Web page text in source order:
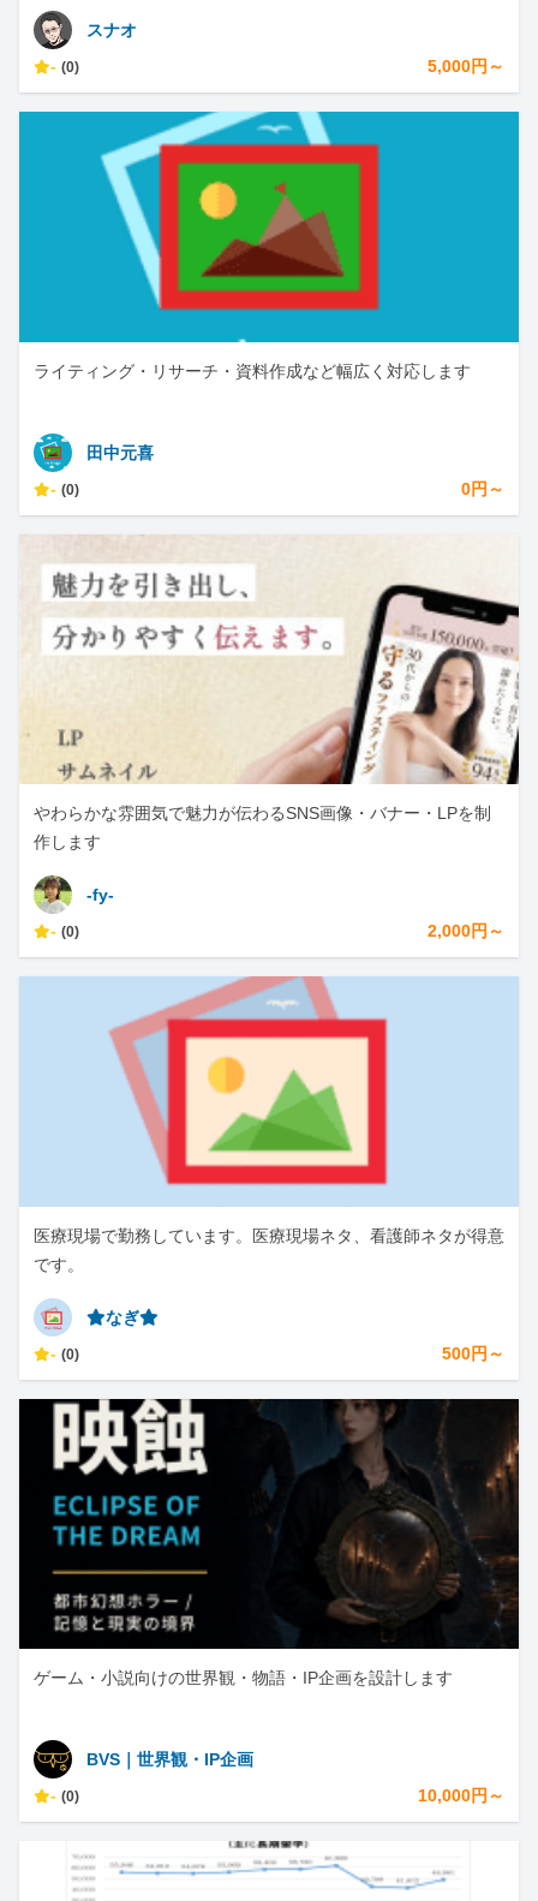
スナオ
- (0) 5,000円～
ライティング・リサーチ・資料作成など幅広く対応します
田中元喜
- (0) 0円～
やわらかな雰囲気で魅力が伝わるSNS画像・バナー・LPを制
作します
-fy-
- (0) 2,000円～
医療現場で勤務しています。医療現場ネタ、看護師ネタが得意
です。
⭐︎なぎ⭐︎
- (0) 500円～
ゲーム・小説向けの世界観・物語・IP企画を設計します
BVS｜世界観・IP企画
- (0) 10,000円～